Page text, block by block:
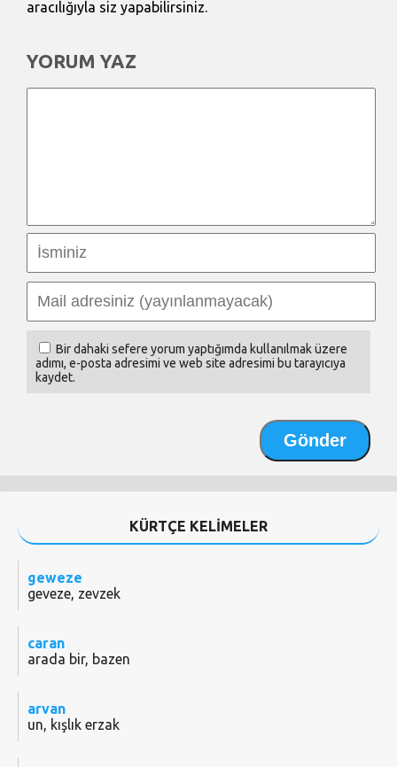
aracılığıyla siz yapabilirsiniz.
YORUM YAZ
Bir dahaki sefere yorum yaptığımda kullanılmak üzere
adımı, e-posta adresimi ve web site adresimi bu tarayıcıya
kaydet.
KÜRTÇE KELİMELER
geweze
geveze, zevzek
caran
arada bir, bazen
arvan
un, kışlık erzak